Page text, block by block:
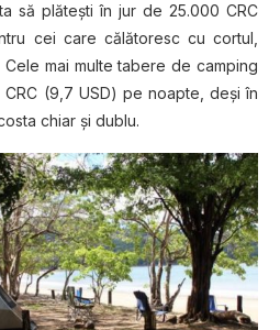
să plăteşti în jur de 25.000 CRC
cei care călătoresc cu cortul,
mai multe tabere de camping
(9,7 USD) pe noapte, deşi în
chiar şi dublu.